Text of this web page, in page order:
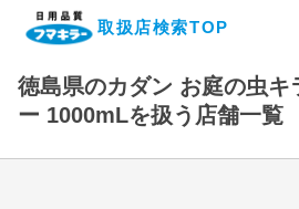
取扱店検索TOP
企業・IR情報サイト
製品情報サイト
徳島県のカダン お庭の虫キ
ー 1000mLを扱う店舗一覧